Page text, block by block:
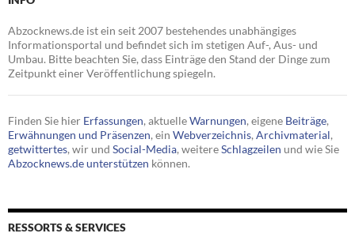
Abzocknews.de ist ein seit 2007 bestehendes unabhängiges
Informationsportal und befindet sich im stetigen Auf-, Aus- und
Umbau. Bitte beachten Sie, dass Einträge den Stand der Dinge zum
Zeitpunkt einer Veröffentlichung spiegeln.
Finden Sie hier Erfassungen, aktuelleWarnungen, eigene Beiträge,
Erwähnungen und Präsenzen, ein Webverzeichnis, Archivmaterial,
getwittertes, wir und Social-Media, weitereSchlagzeilen und wie Sie
Abzocknews.de unterstützen können.
RESSORTS & SERVICES